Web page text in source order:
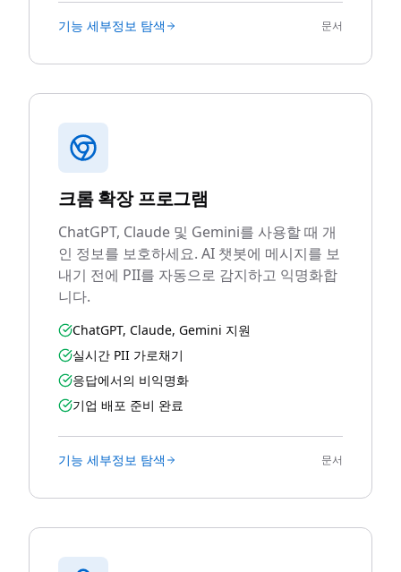
기능 세부정보 탐색 문서
크롬 확장 프로그램
ChatGPT, Claude 및 Gemini를 사용할 때 개
인 정보를 보호하세요. AI 챗봇에 메시지를 보
내기 전에 PII를 자동으로 감지하고 익명화합
니다.
ChatGPT, Claude, Gemini 지원
실시간 PII 가로채기
응답에서의 비익명화
기업 배포 준비 완료
기능 세부정보 탐색 문서